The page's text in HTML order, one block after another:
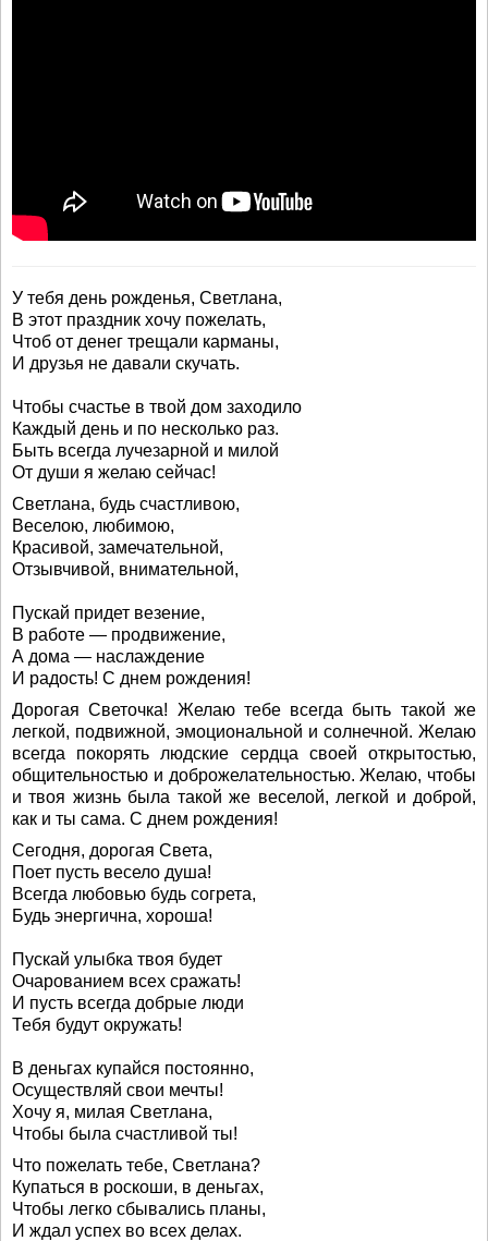
У тебя день рожденья, Светлана,
В этот праздник хочу пожелать,
Чтоб от денег трещали карманы,
И друзья не давали скучать.
Чтобы счастье в твой дом заходило
Каждый день и по несколько раз.
Быть всегда лучезарной и милой
От души я желаю сейчас!
Светлана, будь счастливою,
Веселою, любимою,
Красивой, замечательной,
Отзывчивой, внимательной,
Пускай придет везение,
В работе — продвижение,
А дома — наслаждение
И радость! С днем рождения!
Дорогая Светочка! Желаю тебе всегда быть такой же
легкой, подвижной, эмоциональной и солнечной. Желаю
всегда покорять людские сердца своей открытостью,
общительностью и доброжелательностью. Желаю, чтобы
и твоя жизнь была такой же веселой, легкой и доброй,
как и ты сама. С днем рождения!
Сегодня, дорогая Света,
Поет пусть весело душа!
Всегда любовью будь согрета,
Будь энергична, хороша!
Пускай улыбка твоя будет
Очарованием всех сражать!
И пусть всегда добрые люди
Тебя будут окружать!
В деньгах купайся постоянно,
Осуществляй свои мечты!
Хочу я, милая Светлана,
Чтобы была счастливой ты!
Что пожелать тебе, Светлана?
Купаться в роскоши, в деньгах,
Чтобы легко сбывались планы,
И ждал успех во всех делах.